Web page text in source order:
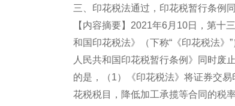
三、印花税法通过，印花税暂行条例
【内容摘要】2021年6月10日，第十
和国印花税法》（下称“《印花税法
人民共和国印花税暂行条例》同时废
的是，（1）《印花税法》将证券交
花税税目，降低加工承揽等合同的税